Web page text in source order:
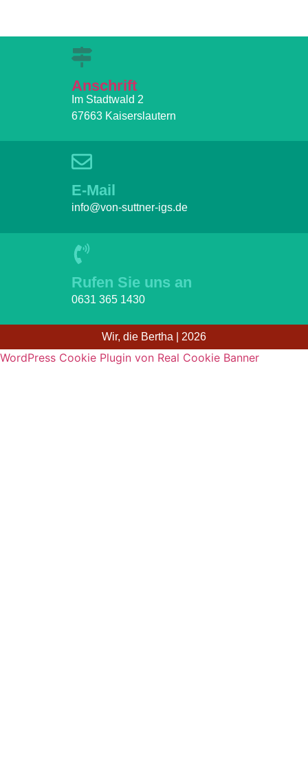
Anschrift
Im Stadtwald 2
67663 Kaiserslautern
E-Mail
info@von-suttner-igs.de
Rufen Sie uns an
0631 365 1430
Wir, die Bertha | 2026
WordPress Cookie Plugin von Real Cookie Banner